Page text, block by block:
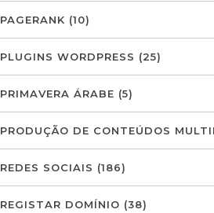
PAGERANK (10)
PLUGINS WORDPRESS (25)
PRIMAVERA ÁRABE (5)
PRODUÇÃO DE CONTEÚDOS
REDES SOCIAIS (186)
REGISTAR DOMÍNIO (38)